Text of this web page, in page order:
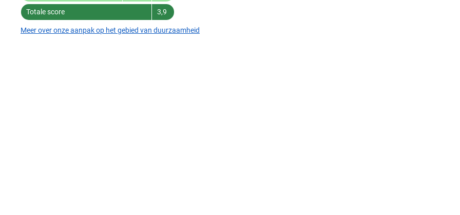
Totale score 3,9
Meer over onze aanpak op het gebied van duurzaamheid